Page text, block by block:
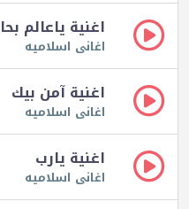
اغنية ياعالم
اغانى اسلاميه
اغنية آمن بيك
اغانى اسلاميه
اغنية يارب
اغانى اسلاميه